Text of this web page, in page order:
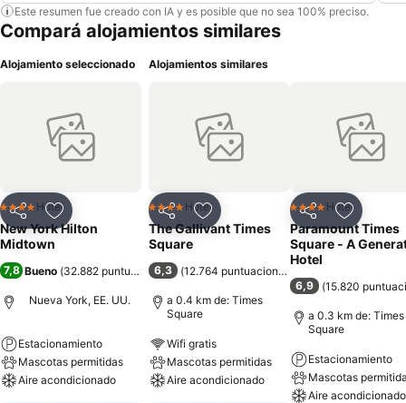
Este resumen fue creado con IA y es posible que no sea 100% preciso.
Compará alojamientos similares
Alojamiento seleccionado
CompartirAñadir a favoritos
4 EstrellasHotel
New York Hilton
Midtown
7,8 Bueno (32.882 puntuaciones)
Nueva York, EE. UU.
Estacionamiento
Mascotas permitidas
Aire acondicionado
Alojamientos similares
CompartirAñadir a favoritos
4 EstrellasHotel
The Gallivant Times
Square
6,3 (12.764 puntuaciones
a 0.4 km de: Times
Square
Wifi gratis
Mascotas permitidas
Aire acondicionado
CompartirAñadir
4 EstrellasHotel
Paramount Times
Square - A
Hotel
6,9 (15.820
a 0.3 km de: Times
Square
Estacionamiento
Mascotas
Aire acondicionado